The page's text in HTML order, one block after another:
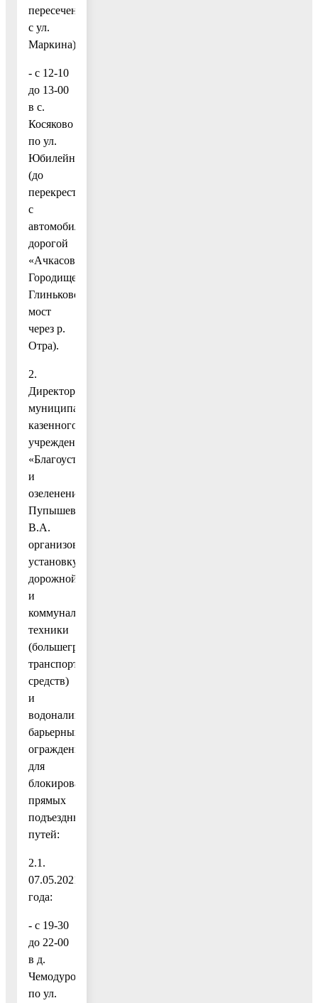
пересечения
с ул.
Маркина);
- с 12-10
до 13-00
в с.
Косяково
по ул.
Юбилейная
(до
перекрестка
с
автомобильной
дорогой
«Ачкасово-
Городище-
Глиньково»
мост
через р.
Отра).
2.
Директору
муниципального
казенного
учреждения
«Благоустройство
и
озеленение»
Пупышеву
В.А.
организовать
установку
дорожной
и
коммунальной
техники
(большегрузных
транспортных
средств)
и
водоналивных
барьерных
ограждений
для
блокирования
прямых
подъездных
путей:
2.1.
07.05.2021
года:
- с 19-30
до 22-00
в д.
Чемодурово
по ул.